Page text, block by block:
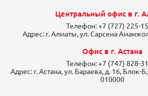
Центральный офис в г.
Телефон:+7 (727) 225-
Адрес: г. Алматы, ул. Сарсена
Офис в г. Астана
Телефон:+7 (747) 828-
Адрес: г. Астана, ул. Бараева, д. 16,
010000